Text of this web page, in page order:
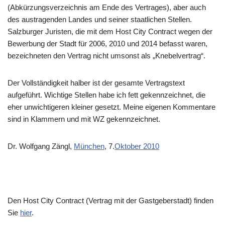
(Abkürzungsverzeichnis am Ende des Vertrages), aber auch
des austragenden Landes und seiner staatlichen Stellen.
Salzburger Juristen, die mit dem Host City Contract wegen der
Bewerbung der Stadt für 2006, 2010 und 2014 befasst waren,
bezeichneten den Vertrag nicht umsonst als „Knebelvertrag“.
Der Vollständigkeit halber ist der gesamte Vertragstext
aufgeführt. Wichtige Stellen habe ich fett gekennzeichnet, die
eher unwichtigeren kleiner gesetzt. Meine eigenen Kommentare
sind in Klammern und mit WZ gekennzeichnet.
Dr. Wolfgang Zängl, München, 7.Oktober 2010
Den Host City Contract (Vertrag mit der Gastgeberstadt) finden
Sie hier.